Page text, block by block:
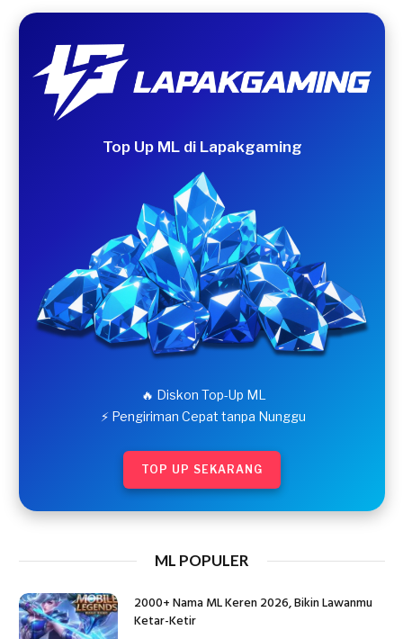
Top Up ML di Lapakgaming
🔥 Diskon Top-Up ML
⚡ Pengiriman Cepat tanpa Nunggu
TOP UP SEKARANG
ML POPULER
2000+ Nama ML Keren 2026, Bikin Lawanmu
Ketar-Ketir